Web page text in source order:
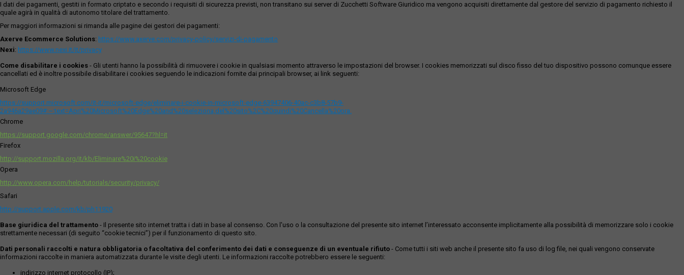
I dati dei pagamenti, gestiti in formato criptato e secondo i requisiti di sicurezza previsti, non transitano sui server di Zucchetti Software Giuridico ma vengono acquisiti direttamente dal gestore del servizio di pagamento richiesto il
quale agirà in qualità di autonomo titolare del trattamento.
Per maggiori informazioni si rimanda alle pagine dei gestori dei pagamenti:
Axerve Ecommerce Solutions: https://www.axerve.com/privacy-policy/servizi-di-pagamento
Nexi: https://www.nexi.it/it/privacy
Come disabilitare i cookies - Gli utenti hanno la possibilità di rimuovere i cookie in qualsiasi momento attraverso le impostazioni del browser. I cookies memorizzati sul disco fisso del tuo dispositivo possono comunque essere
cancellati ed è inoltre possibile disabilitare i cookies seguendo le indicazioni fornite dai principali browser, ai link seguenti:
Microsoft Edge
https://support.microsoft.com/it-it/microsoft-edge/eliminare-i-cookie-in-microsoft-edge-63947406-40ac-c3b8-57b9-
2a946a29ae09#:~:text=Apri%20Microsoft%20Edge%20and%20seleziona,del%20sito%2C%20quindi%20Cancella%20ora.
Chrome
https://support.google.com/chrome/answer/95647?hl=it
Firefox
http://support.mozilla.org/it/kb/Eliminare%20i%20cookie
Opera
http://www.opera.com/help/tutorials/security/privacy/
Safari
http://support.apple.com/kb/ph11920
Base giuridica del trattamento - Il presente sito internet tratta i dati in base al consenso. Con l'uso o la consultazione del presente sito internet l’interessato acconsente implicitamente alla possibilità di memorizzare solo i cookie
strettamente necessari (di seguito “cookie tecnici”) per il funzionamento di questo sito.
Dati personali raccolti e natura obbligatoria o facoltativa del conferimento dei dati e conseguenze di un eventuale rifiuto - Come tutti i siti web anche il presente sito fa uso di log file, nei quali vengono conservate
informazioni raccolte in maniera automatizzata durante le visite degli utenti. Le informazioni raccolte potrebbero essere le seguenti:
indirizzo internet protocollo (IP);